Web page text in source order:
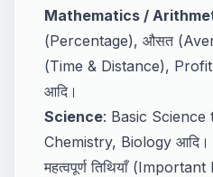
Mathematics /
(Percentage), औसत
(Time & Distance), Profit
आदि।
Science: Basic
Chemistry, Biology आदि।
महत्वपूर्ण तिथियाँ